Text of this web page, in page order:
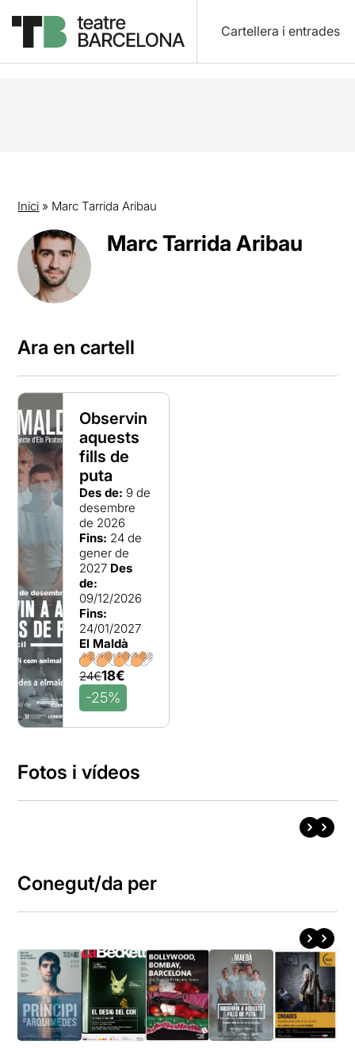
Cartellera i entrades
Inici » Marc Tarrida Aribau
Marc Tarrida Aribau
Ara en cartell
Observin
aquests
fills de
puta
Des de: 9 de
desembre
de 2026
Fins: 24 de
gener de
2027 Des
de:
09/12/2026
Fins:
24/01/2027
El Maldà
24€18€
-25%
Fotos i vídeos
Conegut/da per